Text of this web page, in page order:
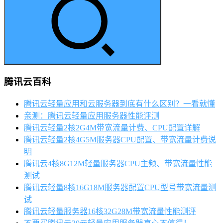
腾讯云百科
腾讯云轻量应用和云服务器到底有什么区别？一看就懂
亲测：腾讯云轻量应用服务器性能评测
腾讯云轻量2核2G4M带宽流量计费、CPU配置详解
腾讯云轻量2核4G5M服务器CPU配置、带宽流量计费说
明
腾讯云4核8G12M轻量服务器CPU主频、带宽流量性能
测试
腾讯云轻量8核16G18M服务器配置CPU型号带宽流量测
试
腾讯云轻量服务器16核32G28M带宽流量性能测评